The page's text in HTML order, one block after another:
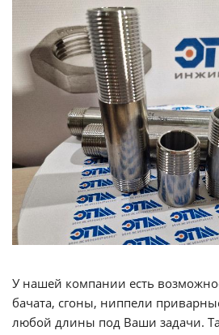
У нашей компании есть
бачата, сгоны, ниппели
любой длины под Ваши задачи.